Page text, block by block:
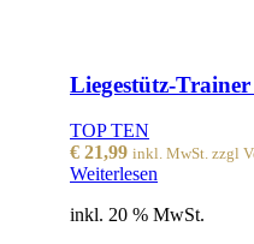
Liegestütz-
TOP TEN
€ 21,99 inkl. MwSt. zzgl
Weiterlesen
inkl. 20 % MwSt.